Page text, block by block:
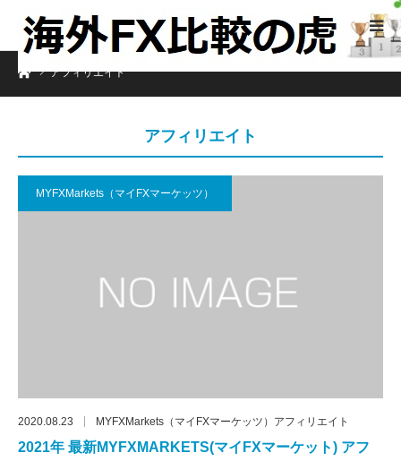
ホームアフィリエイト
アフィリエイト
MYFXMarkets（マイFXマーケッツ）
2020.08.23 MYFXMarkets（マイFXマーケッツ）アフィリエイト
2021年 最新MYFXMARKETS(マイFXマーケット) アフ